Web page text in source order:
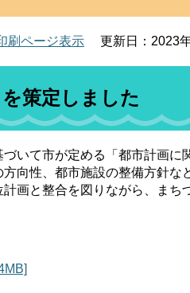
刷ページ表示 更新日：2023
策定しました
いて市が定める「都市計画に
向性、都市施設の整備方針な
画と整合を図りながら、まち